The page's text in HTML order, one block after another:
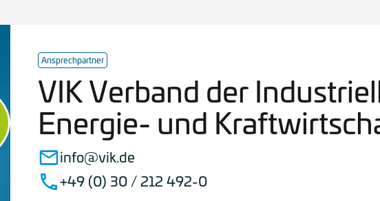
Ansprechpartner
VIK Verband der
Energie- und
info@vik.de
+49 (0) 30 / 212 492-0